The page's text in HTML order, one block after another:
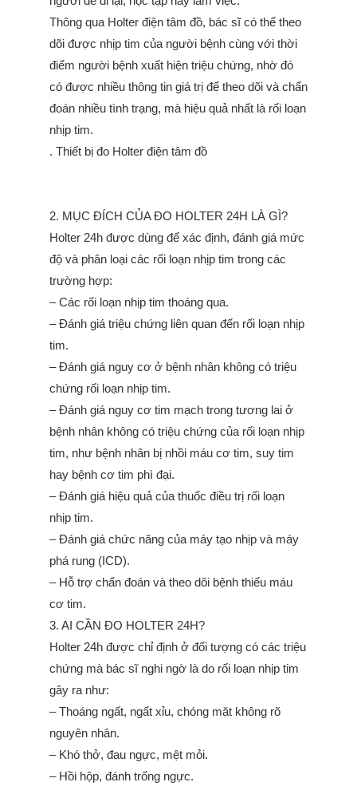
Thông qua Holter điện tâm đồ, bác sĩ có thể theo
dõi được nhịp tim của người bệnh cùng với thời
điểm người bệnh xuất hiện triệu chứng, nhờ đó
có được nhiều thông tin giá trị để theo dõi và chẩn
đoán nhiều tình trạng, mà hiệu quả nhất là rối loạn
nhịp tim.
. Thiết bị đo Holter điện tâm đồ
2. MỤC ĐÍCH CỦA ĐO HOLTER 24H LÀ GÌ?
Holter 24h được dùng để xác định, đánh giá mức
độ và phân loại các rối loạn nhịp tim trong các
trường hợp:
– Các rối loạn nhịp tim thoáng qua.
– Đánh giá triệu chứng liên quan đến rối loạn nhịp
tim.
– Đánh giá nguy cơ ở bệnh nhân không có triệu
chứng rối loạn nhịp tim.
– Đánh giá nguy cơ tim mạch trong tương lai ở
bệnh nhân không có triệu chứng của rối loạn nhịp
tim, như bệnh nhân bị nhồi máu cơ tim, suy tim
hay bệnh cơ tim phì đại.
– Đánh giá hiệu quả của thuốc điều trị rối loạn
nhịp tim.
– Đánh giá chức năng của máy tạo nhịp và máy
phá rung (ICD).
– Hỗ trợ chẩn đoán và theo dõi bệnh thiếu máu
cơ tim.
3. AI CẦN ĐO HOLTER 24H?
Holter 24h được chỉ định ở đối tượng có các triệu
chứng mà bác sĩ nghi ngờ là do rối loạn nhịp tim
gây ra như:
– Thoáng ngất, ngất xỉu, chóng mặt không rõ
nguyên nhân.
– Khó thở, đau ngực, mệt mỏi.
– Hồi hộp, đánh trống ngực.